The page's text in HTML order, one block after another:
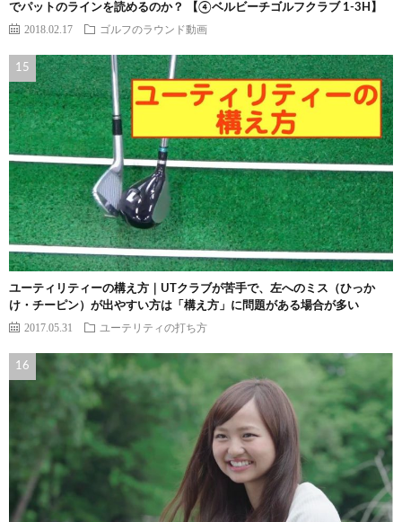
でパットのラインを読めるのか？ 【④ベルビーチゴルフクラブ 1-3H】
2018.02.17 ゴルフのラウンド動画
ユーティリティーの構え方｜UTクラブが苦手で、左へのミス（ひっか
け・チーピン）が出やすい方は「構え方」に問題がある場合が多い
2017.05.31 ユーテリティの打ち方